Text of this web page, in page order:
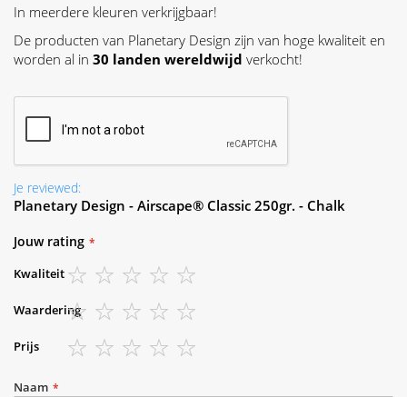
In meerdere kleuren verkrijgbaar!
De producten van Planetary Design zijn van hoge kwaliteit en
worden al in 30 landen wereldwijd verkocht!
Je reviewed:
Planetary Design - Airscape® Classic 250gr. - Chalk
Jouw rating
Kwaliteit
star
stars
stars
stars
stars
Waardering
star
stars
stars
stars
stars
Prijs
Naam